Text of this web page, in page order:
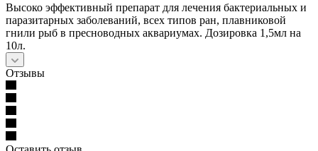
Высоко эффективный препарат для лечения бактериальных и
паразитарных заболеваний, всех типов ран, плавниковой
гнили рыб в пресноводных аквариумах. Дозировка 1,5мл на
10л.
Отзывы